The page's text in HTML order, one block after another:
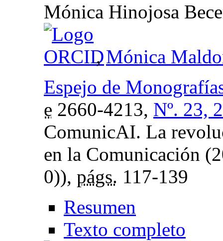
Mónica Hinojosa
,Mónica
Espejo de
e 2660-4213, Nº. 23,
ComunicAI. La
en la Comunicación
0)), págs. 117-139
Resumen
Texto completo